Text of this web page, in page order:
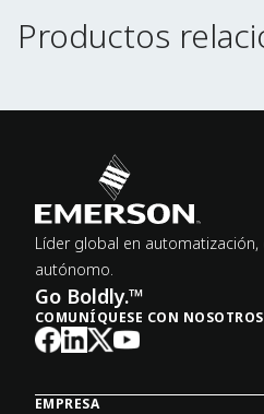
Productos relacionados
Productos
Líder global en
autónomo.
Go Boldly.™
COMUNÍQUESE CON NOSOTROS
EMPRESA